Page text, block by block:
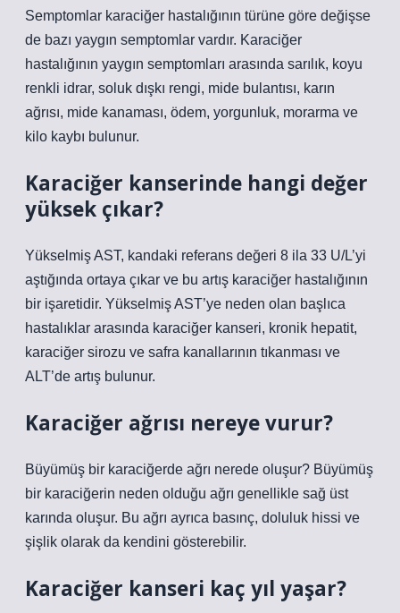
Semptomlar karaciğer hastalığının türüne göre değişse
de bazı yaygın semptomlar vardır. Karaciğer
hastalığının yaygın semptomları arasında sarılık, koyu
renkli idrar, soluk dışkı rengi, mide bulantısı, karın
ağrısı, mide kanaması, ödem, yorgunluk, morarma ve
kilo kaybı bulunur.
Karaciğer kanserinde hangi değer
yüksek çıkar?
Yükselmiş AST, kandaki referans değeri 8 ila 33 U/L’yi
aştığında ortaya çıkar ve bu artış karaciğer hastalığının
bir işaretidir. Yükselmiş AST’ye neden olan başlıca
hastalıklar arasında karaciğer kanseri, kronik hepatit,
karaciğer sirozu ve safra kanallarının tıkanması ve
ALT’de artış bulunur.
Karaciğer ağrısı nereye vurur?
Büyümüş bir karaciğerde ağrı nerede oluşur? Büyümüş
bir karaciğerin neden olduğu ağrı genellikle sağ üst
karında oluşur. Bu ağrı ayrıca basınç, doluluk hissi ve
şişlik olarak da kendini gösterebilir.
Karaciğer kanseri kaç yıl yaşar?